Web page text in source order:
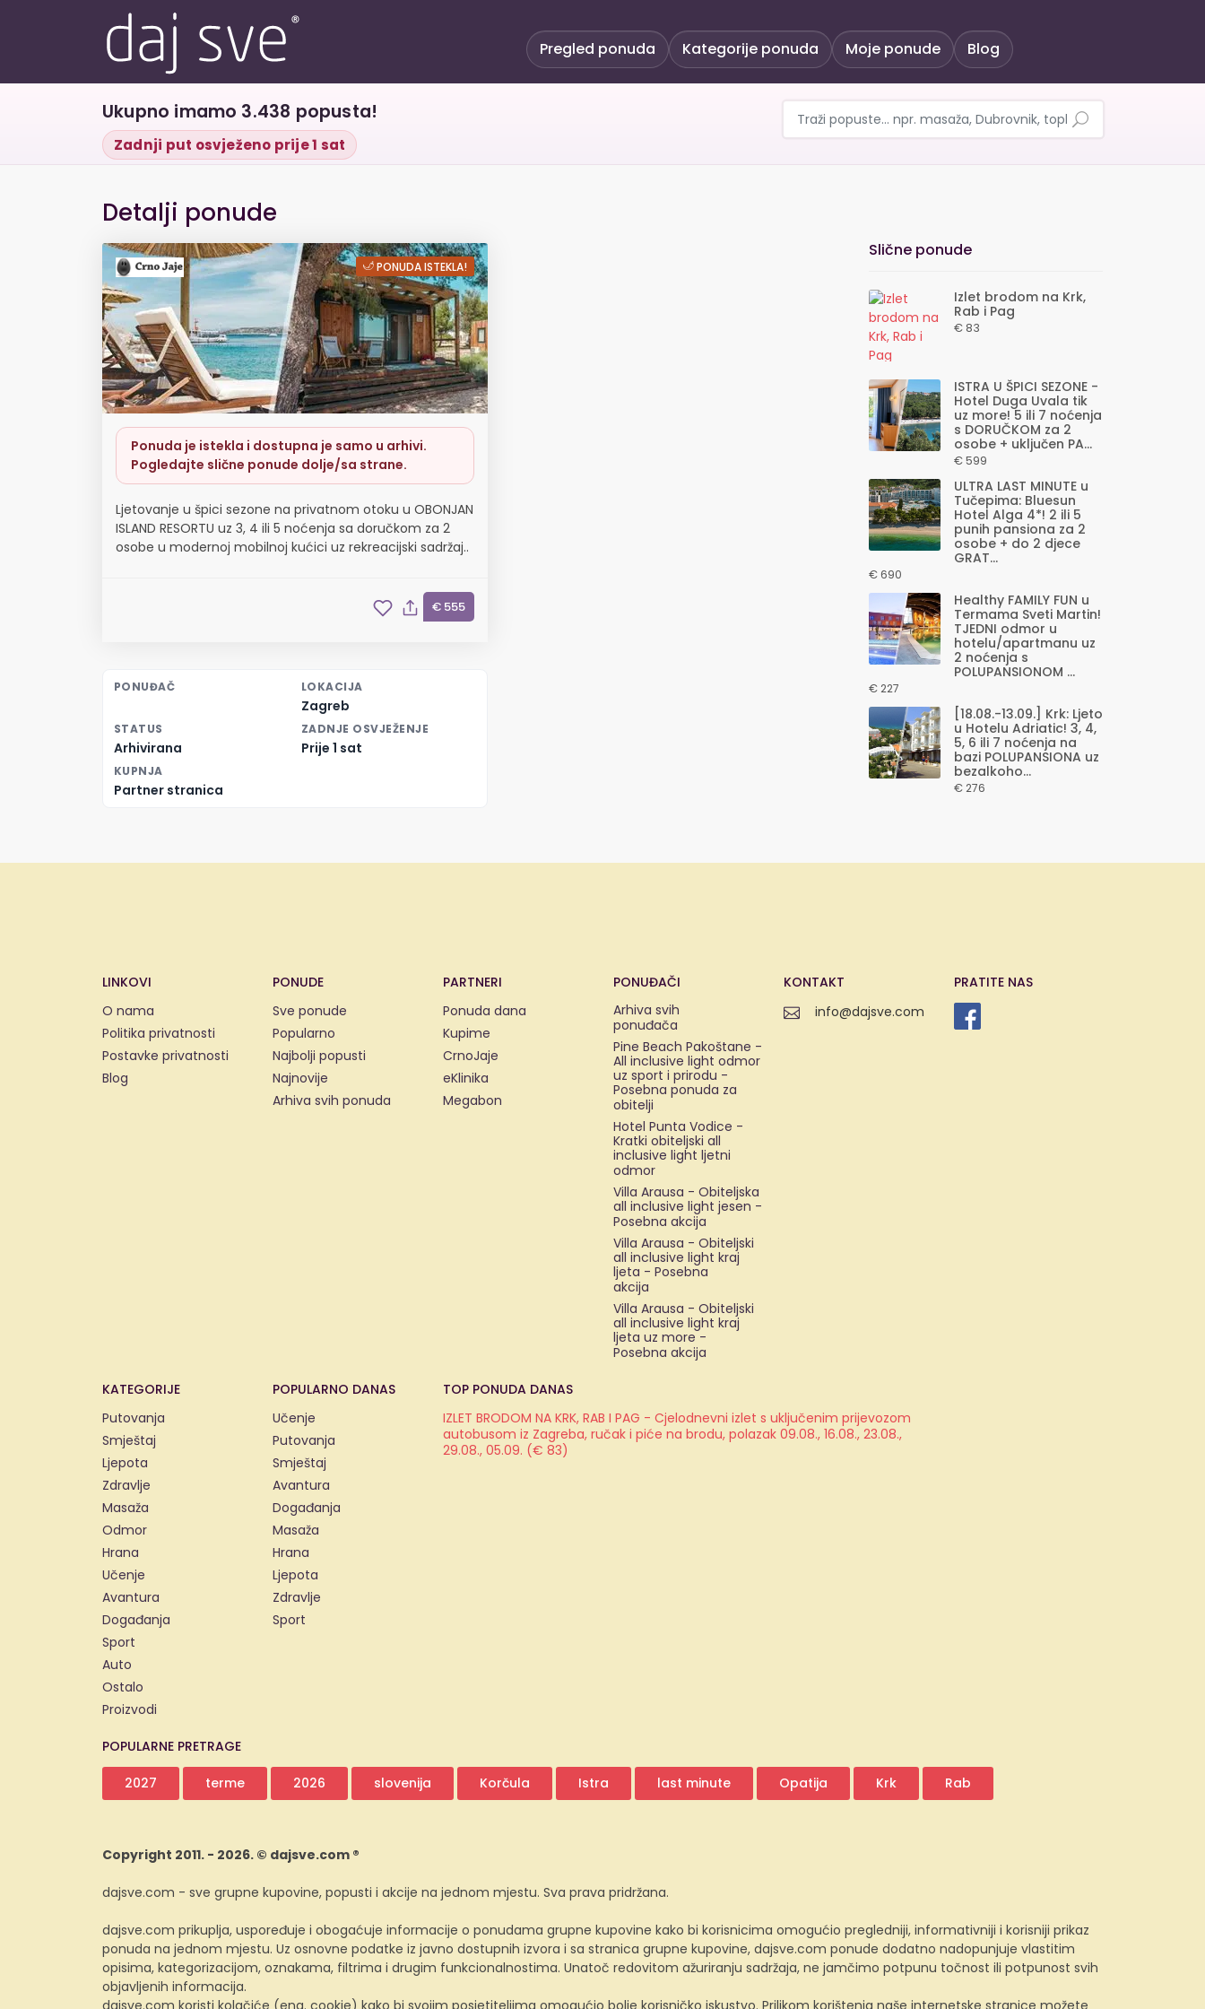
Pregled ponuda Kategorije ponuda Moje ponude Blog
Ukupno imamo 3.438 popusta!
Zadnji put osvježeno prije 1 sat
Detalji ponude
Ljetovanje u špici sezone na privatnom otoku u OBONJAN
PONUDA ISTEKLA!
Ponuda je istekla i dostupna je samo u arhivi.
Pogledajte slične ponude dolje/sa strane.
Ljetovanje u špici sezone na privatnom otoku u OBONJAN
ISLAND RESORTU uz 3, 4 ili 5 noćenja sa doručkom za 2
osobe u modernoj mobilnoj kućici uz rekreacijski sadržaj..
€ 555
PONUĐAČ LOKACIJA
Zagreb
STATUS
Arhivirana
ZADNJE OSVJEŽENJE
Prije 1 sat
KUPNJA
Partner stranica
Slične ponude
Izlet brodom na Krk,
Rab i Pag
€ 83
ISTRA U ŠPICI SEZONE -
Hotel Duga Uvala tik
uz more! 5 ili 7 noćenja
s DORUČKOM za 2
osobe + uključen PA...
€ 599
ULTRA LAST MINUTE u
Tučepima: Bluesun
Hotel Alga 4*! 2 ili 5
punih pansiona za 2
osobe + do 2 djece
GRAT...
€ 690
Healthy FAMILY FUN u
Termama Sveti Martin!
TJEDNI odmor u
hotelu/apartmanu uz
2 noćenja s
POLUPANSIONOM ...
€ 227
[18.08.-13.09.] Krk: Ljeto
u Hotelu Adriatic! 3, 4,
5, 6 ili 7 noćenja na
bazi POLUPANSIONA uz
bezalkoho...
€ 276
LINKOVI
O nama
Politika privatnosti
Postavke privatnosti
Blog
PONUDE
Sve ponude
Popularno
Najbolji popusti
Najnovije
Arhiva svih ponuda
PARTNERI
Ponuda dana
Kupime
CrnoJaje
eKlinika
Megabon
PONUĐAČI
Arhiva svih
ponuđača
Pine Beach Pakoštane -
All inclusive light odmor
uz sport i prirodu -
Posebna ponuda za
obitelji
Hotel Punta Vodice -
Kratki obiteljski all
inclusive light ljetni
odmor
Villa Arausa - Obiteljska
all inclusive light jesen -
Posebna akcija
Villa Arausa - Obiteljski
all inclusive light kraj
ljeta - Posebna
akcija
Villa Arausa - Obiteljski
all inclusive light kraj
ljeta uz more -
Posebna akcija
KONTAKT
info@dajsve.com
PRATITE NAS
KATEGORIJE
Putovanja
Smještaj
Ljepota
Zdravlje
Masaža
Odmor
Hrana
Učenje
Avantura
Događanja
Sport
Auto
Ostalo
Proizvodi
POPULARNO DANAS
Učenje
Putovanja
Smještaj
Avantura
Događanja
Masaža
Hrana
Ljepota
Zdravlje
Sport
TOP PONUDA DANAS
IZLET BRODOM NA KRK, RAB I PAG - Cjelodnevni izlet s uključenim prijevozom
autobusom iz Zagreba, ručak i piće na brodu, polazak 09.08., 16.08., 23.08.,
29.08., 05.09. (€ 83)
POPULARNE PRETRAGE
2027 terme 2026 slovenija Korčula Istra last minute Opatija Krk Rab
Copyright 2011. - 2026. © dajsve.com ®
dajsve.com - sve grupne kupovine, popusti i akcije na jednom mjestu. Sva prava pridržana.
dajsve.com prikuplja, uspoređuje i obogaćuje informacije o ponudama grupne kupovine kako bi korisnicima omogućio pregledniji, informativniji i korisniji prikaz
ponuda na jednom mjestu. Uz osnovne podatke iz javno dostupnih izvora i sa stranica grupne kupovine, dajsve.com ponude dodatno nadopunjuje vlastitim
opisima, kategorizacijom, oznakama, filtrima i drugim funkcionalnostima. Unatoč redovitom ažuriranju sadržaja, ne jamčimo potpunu točnost ili potpunost svih
objavljenih informacija.
dajsve.com koristi kolačiće (eng. cookie) kako bi svojim posjetiteljima omogućio bolje korisničko iskustvo. Prilikom korištenja naše internetske stranice možete